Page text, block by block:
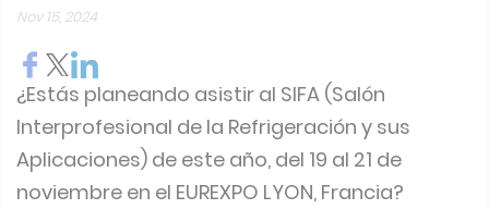
Nov 15, 2024
¿Estás planeando asistir al SIFA (Salón
Interprofesional de la Refrigeración y sus
Aplicaciones) de este año, del 19 al 21 de
noviembre en el EUREXPO LYON, Francia?